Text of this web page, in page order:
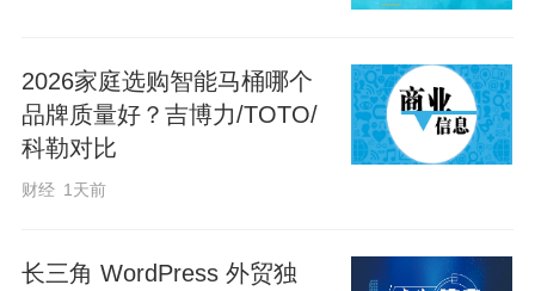
2026家庭选购智能马桶哪个
品牌质量好？吉博力/TOTO/
科勒对比
财经 1天前
长三角 WordPress 外贸独